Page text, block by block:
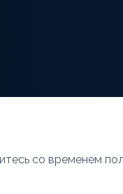
со временем